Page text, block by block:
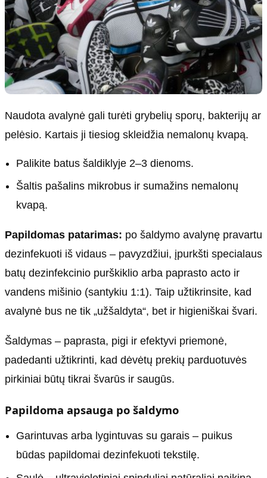
Naudota avalynė gali turėti grybelių sporų, bakterijų ar
pelėsio. Kartais ji tiesiog skleidžia nemalonų kvapą.
Palikite batus šaldiklyje 2–3 dienoms.
Šaltis pašalins mikrobus ir sumažins nemalonų
kvapą.
Papildomas patarimas: po šaldymo avalynę pravartu
dezinfekuoti iš vidaus – pavyzdžiui, įpurkšti specialaus
batų dezinfekcinio purškiklio arba paprasto acto ir
vandens mišinio (santykiu 1:1). Taip užtikrinsite, kad
avalynė bus ne tik „užšaldyta“, bet ir higieniškai švari.
Šaldymas – paprasta, pigi ir efektyvi priemonė,
padedanti užtikrinti, kad dėvėtų prekių parduotuvės
pirkiniai būtų tikrai švarūs ir saugūs.
Papildoma apsauga po šaldymo
Garintuvas arba lygintuvas su garais – puikus
būdas papildomai dezinfekuoti tekstilę.